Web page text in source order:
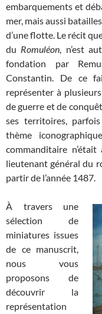
embarquements et
mer, mais aussi
d’une flotte. Le récit
du Romuléon, n’est
fondation par
Constantin. De ce
représenter à
de guerre et de
ses territoires,
thème
commanditaire
lieutenant général du
partir de l’année 1487.
À travers une
sélection de
miniatures issues
de ce manuscrit,
nous vous
proposons de
découvrir la
représentation